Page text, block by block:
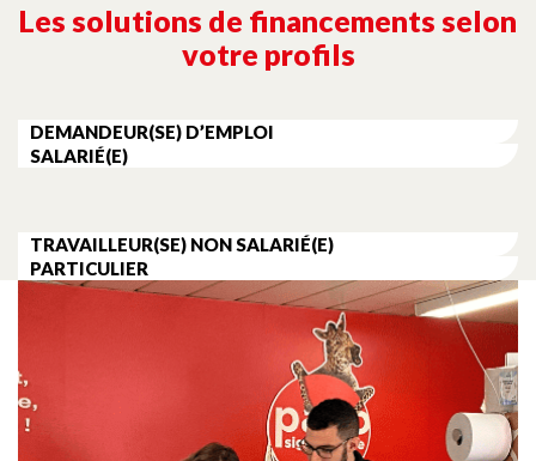
Les solutions de financements selon
votre profils
DEMANDEUR(SE) D’EMPLOI
SALARIÉ(E)
TRAVAILLEUR(SE) NON SALARIÉ(E)
PARTICULIER